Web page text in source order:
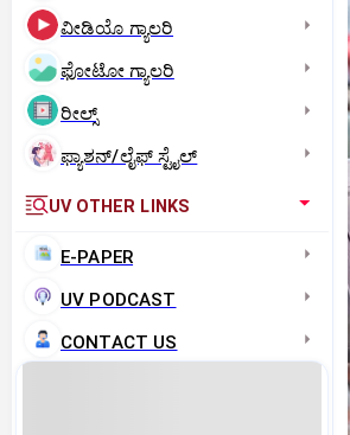
ವೀಡಿಯೊ ಗ್ಯಾಲರಿ
ಫೋಟೋ ಗ್ಯಾಲರಿ
ರೀಲ್ಸ್
ಫ್ಯಾಶನ್/ಲೈಫ್‌ ಸ್ಟೈಲ್
UV OTHER LINKS
E-PAPER
UV PODCAST
CONTACT US